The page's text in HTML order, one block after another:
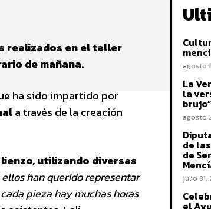
realizados en el taller
de mañana.
ha sido impartido por
a través de la creación
utilizando diversas
han querido representar
pieza hay muchas horas
agosto
La
la
agosto
de
de
julio 31,
el